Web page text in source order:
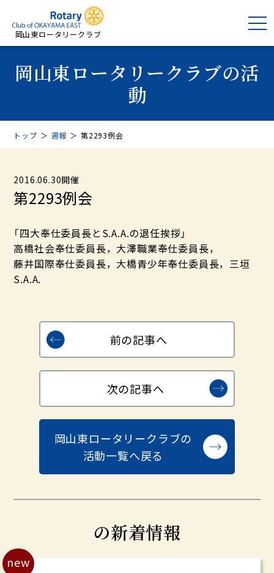
岡山東ロータリークラブ
岡山東ロータリークラブの活
動
トップ ＞ 週報 ＞ 第2293例会
2016.06.30開催
第2293例会
「四大奉仕委員長とS.A.A.の退任挨拶」
高橋社会奉仕委員長，大澤職業奉仕委員長，
藤井国際奉仕委員長，大橋青少年奉仕委員長，三垣
S.A.A.
前の記事へ
岡山東ロータリークラブの
活動一覧へ戻る
次の記事へ
の新着情報
new